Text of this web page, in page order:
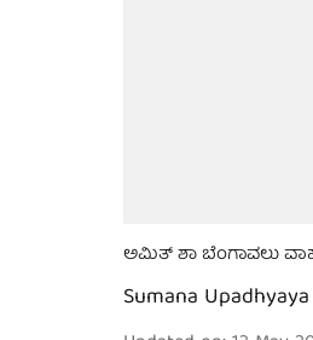
ಅಮಿತ್ ಶಾ ಬೆಂಗಾವಲು
Sumana Upadhyaya